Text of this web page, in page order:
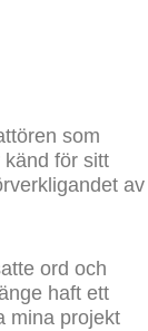
som
för sitt
av
ord och
haft ett
mina projekt